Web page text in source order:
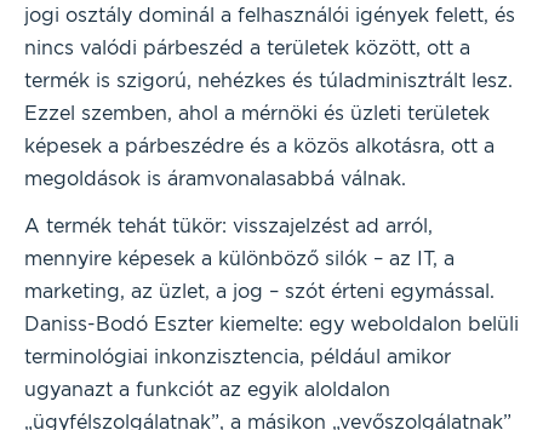
jogi osztály dominál a felhasználói igények felett, és
nincs valódi párbeszéd a területek között, ott a
termék is szigorú, nehézkes és túladminisztrált lesz.
Ezzel szemben, ahol a mérnöki és üzleti területek
képesek a párbeszédre és a közös alkotásra, ott a
megoldások is áramvonalasabbá válnak.
A termék tehát tükör: visszajelzést ad arról,
mennyire képesek a különböző silók – az IT, a
marketing, az üzlet, a jog – szót érteni egymással.
Daniss-Bodó Eszter kiemelte: egy weboldalon belüli
terminológiai inkonzisztencia, például amikor
ugyanazt a funkciót az egyik aloldalon
„ügyfélszolgálatnak”, a másikon „vevőszolgálatnak”